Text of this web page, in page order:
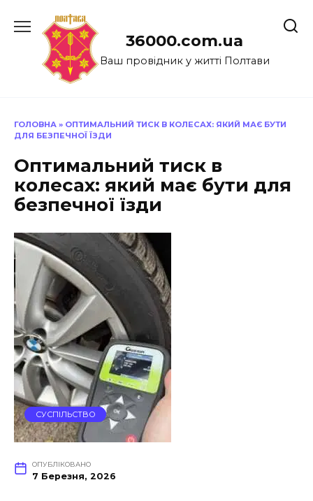
до
36000.com.ua
Ваш провідник у житті Полтави
ГОЛОВНА » ОПТИМАЛЬНИЙ ТИСК В КОЛЕСАХ: ЯКИЙ МАЄ БУТИ
ДЛЯ БЕЗПЕЧНОЇ ЇЗДИ
Оптимальний тиск в
колесах: який має бути для
безпечної їзди
СУСПІЛЬСТВО
ОПУБЛІКОВАНО
7 Березня, 2026